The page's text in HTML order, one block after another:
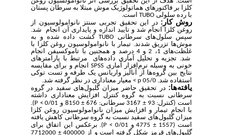
کلزا بر فاکتورهای هماتولوژیک موش مبتلا به سرطان پستان
با رده سلولیTUBOاست.
روش کار: در این تحقیق تجربی سنتز نانوامولوسیون از
روغن کلزا انجام شد و تایید اندازه و پایداری آن انجام شد.
سپس سلول‌های سرطانی TUBOکشت داده شده و به
موش‌ها تزریق شدند. تیمار با نانوامولوسیون روغن کلزا با
غلظت‌های 1، 2 و 4 درصد و همجنین با تاموکسیفن انجام
شد. تجزیه و تحلیل آماری داده‌های مرتبط با پارامترهای
خونی به وسیله نرم‌افزار آماریSPSSانجام و برای مقایسه
نتایج بین گروه‌ها از آنالیز واریانس یک طرفه و تست توکی
استفاده شد. 05/0
p
<معیار معناداری در نظر گرفته شد.
یافتهها: در تحقیق حاضر میزان گلبول‌های سفید در گروه
سرطانی نسبت به گروه کنترل افزایش معناداری داشته
است (کنترل:
93
± 3167 سرطانی: 676 ±8150 و 0/01 P <
).
با انجام تیمار و افزایش میزان نانوامولوسیون روغن کلزا
میزان گلبول‌های سفید نسبت به گروه سرطانی کاهش یافته
است (1557
± 4775 و 0/01 P <). برعکس این اتفاق برای
گلبول‌های قرمز شکل گرفته است و از 400000 ±
7712000